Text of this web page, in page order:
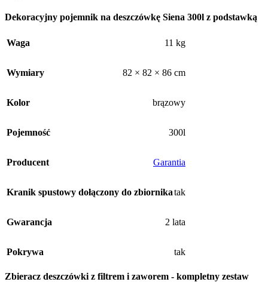
Dekoracyjny pojemnik na deszczówkę Siena 300l z podstawką
Waga 11 kg
Wymiary 82 × 82 × 86 cm
Kolor brązowy
Pojemność 300l
Producent Garantia
Kranik spustowy dołączony do zbiornikatak
Gwarancja 2 lata
Pokrywa tak
Zbieracz deszczówki z filtrem i zaworem - kompletny zestaw